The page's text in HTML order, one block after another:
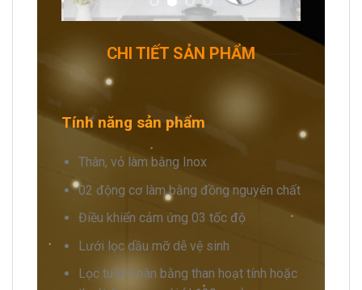
CHI TIẾT SẢN PHẨM
Tính năng sản phẩm
Thân, vỏ làm bằng Inox
02 động cơ làm bằng đồng nguyên chất
Điều khiển cảm ứng 03 tốc độ
Lưới lọc dầu mỡ dễ vệ sinh
Lọc tuần hoàn bằng than hoạt tính hoặc